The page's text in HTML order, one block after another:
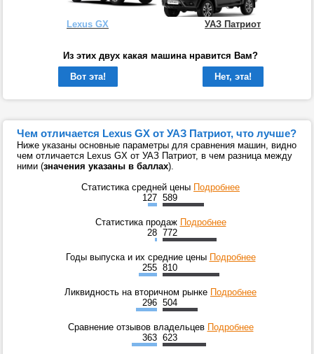
Lexus GX УАЗ Патриот
Из этих двух какая машина нравится Вам?
Вот эта!
Нет, эта!
Чем отличается Lexus GX от УАЗ Патриот, что лучше?
Ниже указаны основные параметры для сравнения машин, видно
чем отличается Lexus GX от УАЗ Патриот, в чем разница между
ними (значения указаны в баллах).
Статистика средней цены Подробнее
127 589
Статистика продаж Подробнее
28 772
Годы выпуска и их средние цены Подробнее
255 810
Ликвидность на вторичном рынке Подробнее
296 504
Сравнение отзывов владельцев Подробнее
363 623